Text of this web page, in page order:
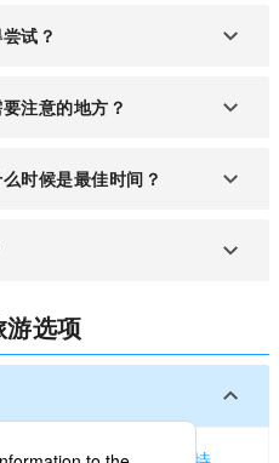
会更受欢迎。
的叫车应用程式
。
试？
包括阿斗波（Adobo）、
Kalamansi）饮品，这些
注意的地方？
或市场与商贩议价，这是
信用卡。
时候是最佳时间？
，以获得更具竞争力的价
票价格通常会上涨，因此
币兑换处和ATM机。建议
换，以确保安全和合理的
前的汇率。
游选项